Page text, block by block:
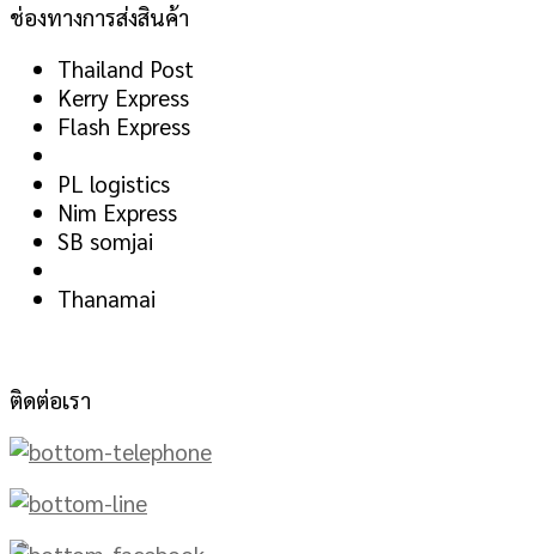
ช่องทางการส่งสินค้า
Thailand Post
Kerry Express
Flash Express
PL logistics
Nim Express
SB somjai
Thanamai
ติดต่อเรา